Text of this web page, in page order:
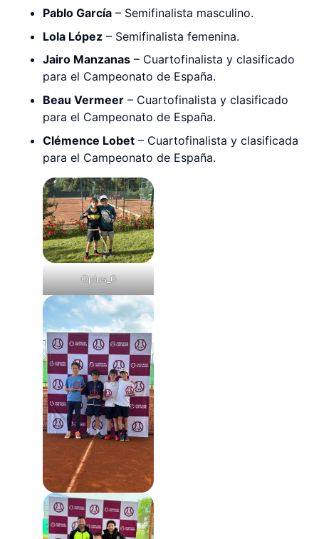
Pablo García – Semifinalista masculino.
Lola López – Semifinalista femenina.
Jairo Manzanas – Cuartofinalista y clasificado
para el Campeonato de España.
Beau Vermeer – Cuartofinalista y clasificado
para el Campeonato de España.
Clémence Lobet – Cuartofinalista y clasificada
para el Campeonato de España.
Oplus_0